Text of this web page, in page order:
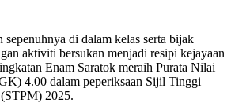
di dalam kelas serta bijak
aktiviti bersukan menjadi resipi kejayaan
Enam Saratok meraih Purata Nilai
4.00 dalam peperiksaan Sijil Tinggi
2025.